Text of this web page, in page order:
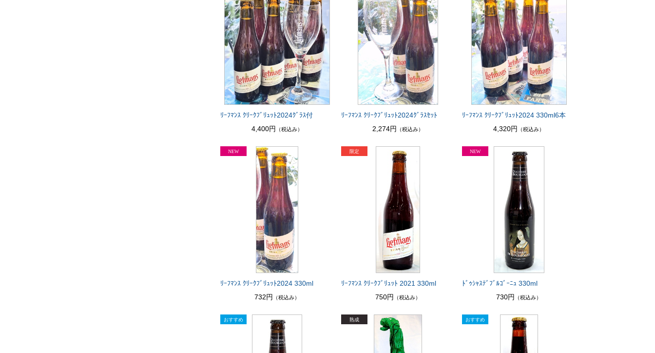
ﾘｰﾌﾏﾝｽ ｸﾘｰｸﾌﾞﾘｭｯﾄ2024ｸﾞﾗｽ付
4,400円
（税込み）
ﾘｰﾌﾏﾝｽ ｸﾘｰｸﾌﾞﾘｭｯﾄ2024ｸﾞﾗｽｾｯﾄ
2,274円
（税込み）
ﾘｰﾌﾏﾝｽ ｸﾘｰｸﾌﾞﾘｭｯﾄ2024 330ml6本
4,320円
（税込み）
ﾘｰﾌﾏﾝｽ ｸﾘｰｸﾌﾞﾘｭｯﾄ2024 330ml
732円
（税込み）
ﾘｰﾌﾏﾝｽ ｸﾘｰｸﾌﾞﾘｭｯﾄ 2021 330ml
750円
（税込み）
ﾄﾞｩｼｬｽﾃﾞﾌﾞﾙｺﾞｰﾆｭ 330ml
730円
（税込み）